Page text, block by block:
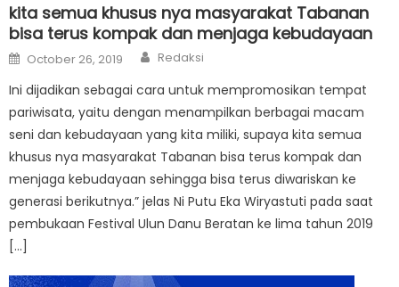
kita semua khusus nya masyarakat Tabanan
bisa terus kompak dan menjaga kebudayaan
Posted
on
October 26, 2019 Author
Redaksi
Ini dijadikan sebagai cara untuk mempromosikan tempat
pariwisata, yaitu dengan menampilkan berbagai macam
seni dan kebudayaan yang kita miliki, supaya kita semua
khusus nya masyarakat Tabanan bisa terus kompak dan
menjaga kebudayaan sehingga bisa terus diwariskan ke
generasi berikutnya.” jelas Ni Putu Eka Wiryastuti pada saat
pembukaan Festival Ulun Danu Beratan ke lima tahun 2019
[…]